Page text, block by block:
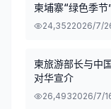
柬埔寨“绿色季
24,3522026/7/
柬旅游部长与中
对华宣介
26,4932026/7/